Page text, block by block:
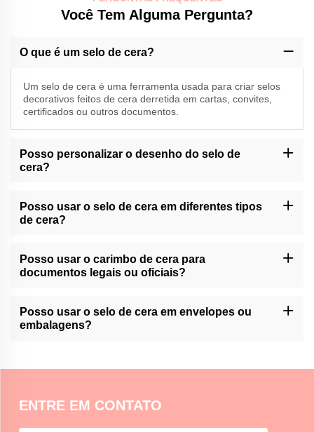
Você Tem Alguma Pergunta?
O que é um selo de cera?
Um selo de cera é uma ferramenta usada para criar selos
decorativos feitos de cera derretida em cartas, convites,
certificados ou outros documentos.
Posso personalizar o desenho do selo de
cera?
selos de cera. Por favor, entre em contato com o nosso suporte
ao cliente ou consulte o nosso site para serviços de
personalização disponíveis.
Posso usar o selo de cera em diferentes tipos
de cera?
com vários tipos de cera de vedação, incluindo bastões de cera
tradicionais ou cera adesiva moderna.
Posso usar o carimbo de cera para
documentos legais ou oficiais?
decorativo a documentos legais ou oficiais. Contudo, é
aconselhável seguir regulamentos ou orientações específicos
relativos aos selos para tais documentos.
Posso usar o selo de cera em envelopes ou
embalagens?
vedação segura, pode ser necessário adesivo ou fita adesiva
ENTRE EM CONTATO